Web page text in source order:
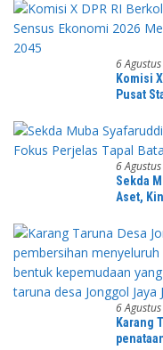
6
Komisi
Pusat
6
Sekda
Aset,
6
Karang